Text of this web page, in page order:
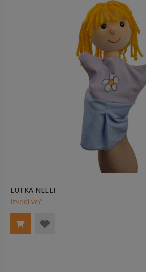
LUTKA NELLI
Izvedi več